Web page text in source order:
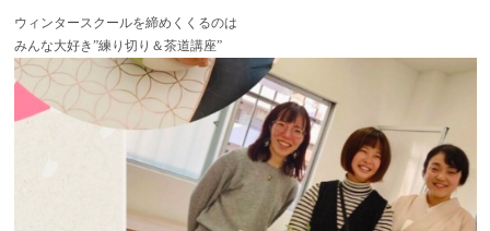
ウィンタースクールを締めくくるのは
みんな大好き”練り切り＆茶道講座”